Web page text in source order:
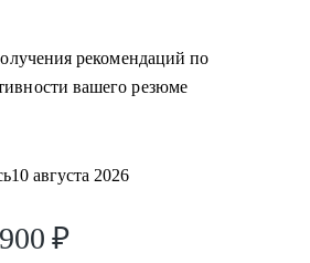
рекомендаций по
вашего резюме
10 августа 2026
₽